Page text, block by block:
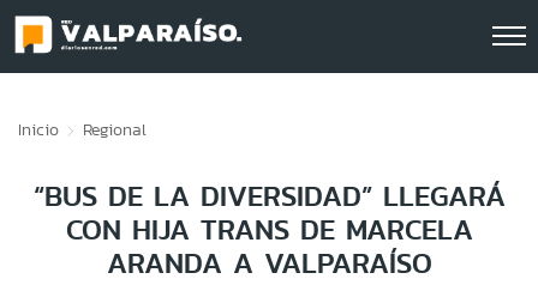
Inicio Regional
“BUS DE LA DIVERSIDAD” LLEGARÁ
CON HIJA TRANS DE MARCELA
ARANDA A VALPARAÍSO